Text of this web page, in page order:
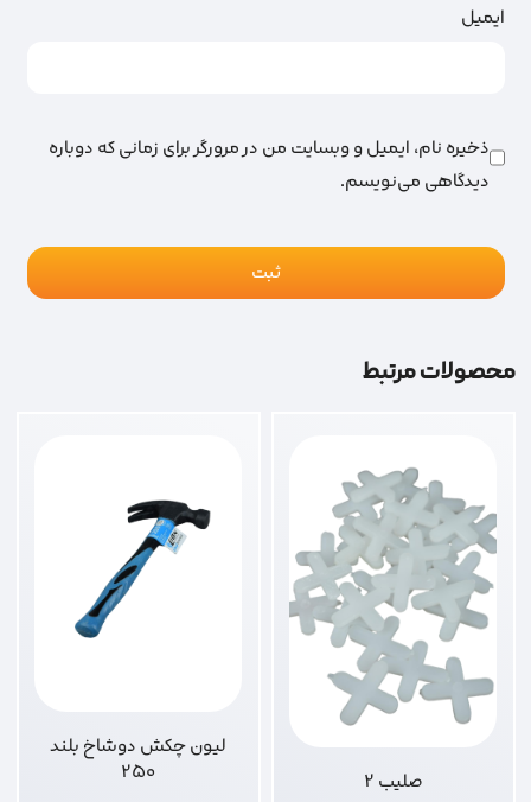
ایمیل
ذخیره نام، ایمیل و وبسایت من در مرورگر برای زمانی که دوباره
دیدگاهی می‌نویسم.
محصولات مرتبط
صلیب 2
لیون چکش دوشاخ بلند
250